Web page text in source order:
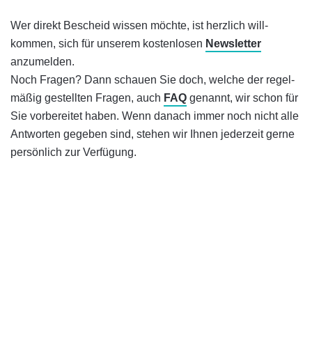
Wer direkt Bescheid wissen möchte, ist herz­lich will­
kommen, sich für unserem kosten­losen Newsletter
anzumelden.
Noch Fragen? Dann schauen Sie doch, welche der regel­
mäßig ge­stell­ten Fragen, auch FAQ genannt, wir schon für
Sie vor­bereitet haben. Wenn danach immer noch nicht alle
Antworten gegeben sind, stehen wir Ihnen jeder­zeit gerne
per­sön­lich zur Ver­fügung.